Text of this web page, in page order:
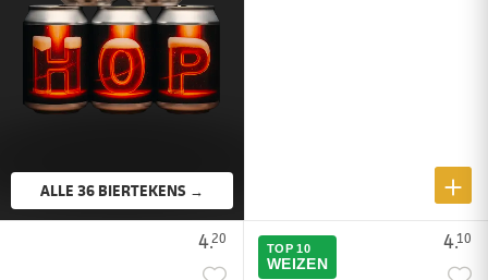
ALLE 36 BIERTEKENS →
4.20 4.10
TOP 10
WEIZEN